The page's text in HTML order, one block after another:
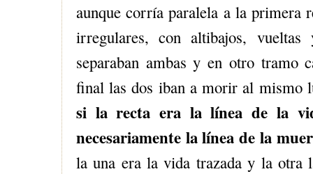
aunque corría paralela a la primera
irregulares, con altibajos,
separaban ambas y en otro tramo
final las dos iban a morir al mismo
si la recta era la línea de la
necesariamente la línea de la
la una era la vida trazada y la otra